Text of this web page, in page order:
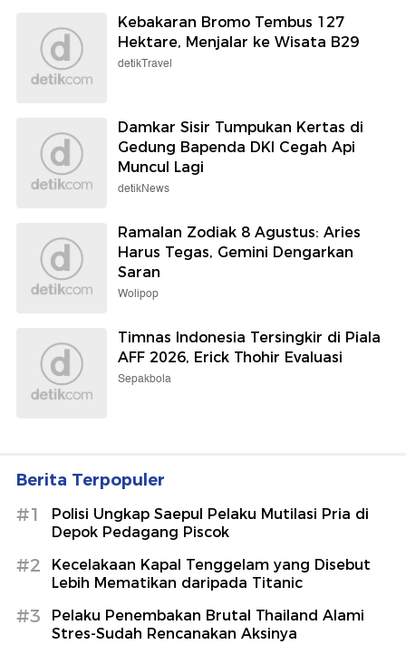
Kebakaran Bromo Tembus 127
Hektare, Menjalar ke Wisata B29
detikTravel
Damkar Sisir Tumpukan Kertas di
Gedung Bapenda DKI Cegah Api
Muncul Lagi
detikNews
Ramalan Zodiak 8 Agustus: Aries
Harus Tegas, Gemini Dengarkan
Saran
Wolipop
Timnas Indonesia Tersingkir di Piala
AFF 2026, Erick Thohir Evaluasi
Sepakbola
Berita Terpopuler
#1
Polisi Ungkap Saepul Pelaku Mutilasi Pria di
Depok Pedagang Piscok
#2
Kecelakaan Kapal Tenggelam yang Disebut
Lebih Mematikan daripada Titanic
#3
Pelaku Penembakan Brutal Thailand Alami
Stres-Sudah Rencanakan Aksinya